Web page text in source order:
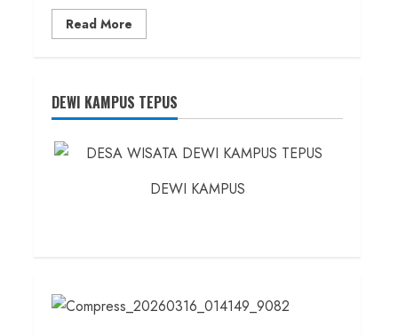
Read More
more
dan
Dokter
dan
DEWI KAMPUS TEPUS
DEWI KAMPUS